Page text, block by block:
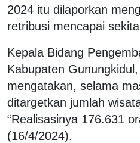
2024 itu dilaporkan
retribusi mencapai
​​Kepala Bidang
Kabupaten
mengatakan, selama
ditargetkan jumlah
“Realisasinya 176.631
(16/4/2024).